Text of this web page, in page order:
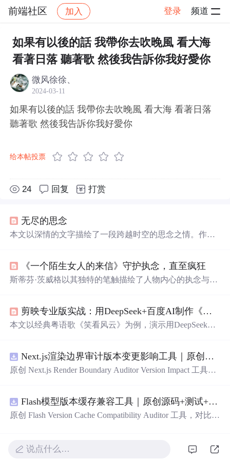
前端社区 加入 登录 频道
社区 前端社区 感慨 帖子详情
如果有以後的話 我帶你去吹晚風 看大海
看著日落 聽著歌 然後我告訴你我好愛你
微风徐徐、
2024-03-11
如果有以後的話 我帶你去吹晚風 看大海 看著日落
聽著歌 然後我告訴你我好愛你
给本帖投票
24 回复 打赏
无尽的思念
本文以深情的文字描绘了一段跨越时空的思念之情。作者
为其保留一方净土的情感。
《一个陌生女人的来信》守护执念，直至疯狂
斯蒂芬·茨威格以其独特的笔触描绘了人物内心的执念与疯
得生动细腻，使读者能够深刻体验到人物的情感波动和心
理变化。
剪映专业版实战：用DeepSeek+百度AI制作《笑看风云》经典MV
本文以经典粤语歌《笑看风云》为例，演示用DeepSeek、
单，获得按歌词意境分类的搜索建议：风云天空呼应主
题， 大海山水表现开阔，人物背影承载回忆，港风怀旧还
频”。选中音频开启“踩节拍I”生成蓝色节奏点，逐句添加
歌词字幕对齐节拍。框选所有歌词批量设置字体样式与动
画，在视频间隙添加转场并“应用全部
Next.js渲染边界审计版本变更影响工具｜原创源码+测试+离线报告
原创 Next.js Render Boundary Auditor Version Impact 工具，
入约定、规则参数、结果结构和风险项，识别变更影响。
压缩包包含完整源码、3 项自动化测试、可复现合成示
原创与授权声明。运行时零第三方依赖，不包含热点产品
或开源项目源码、Logo、官方截图、论文、生产日志或其
Flash模型版本缓存兼容工具｜原创源码+测试+离线报告
原创 Flash Version Cache Compatibility Auditor 工具，对比两
复现合成示例、离线 HTML/JSON/SVG 报告、1080×720
说点什么…